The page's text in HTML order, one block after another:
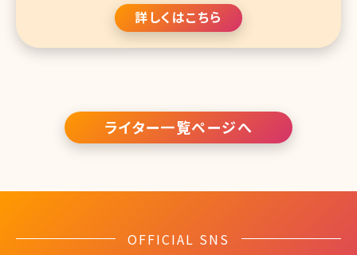
詳しくはこちら
ライター一覧ページへ
OFFICIAL SNS